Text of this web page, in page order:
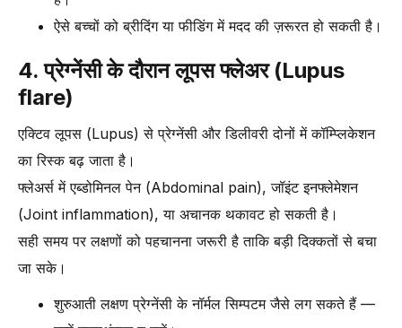
ऐसे बच्चों को ब्रीदिंग या फीडिंग में मदद की ज़रूरत हो सकती है।
4. प्रेग्नेंसी के दौरान लूपस फ्लेअर (Lupus
flare)
एक्टिव लूपस (Lupus) से प्रेग्नेंसी और डिलीवरी दोनों में कॉम्प्लिकेशन
का रिस्क बढ़ जाता है।
फ्लेअर्स में एब्डोमिनल पेन (Abdominal pain), जॉइंट इनफ्लेमेशन
(Joint inflammation), या अचानक थकावट हो सकती है।
सही समय पर लक्षणों को पहचानना जरूरी है ताकि बड़ी दिक्कतों से बचा
जा सके।
शुरुआती लक्षण प्रेग्नेंसी के नॉर्मल सिम्पटम जैसे लग सकते हैं —